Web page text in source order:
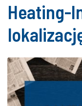
Heating-